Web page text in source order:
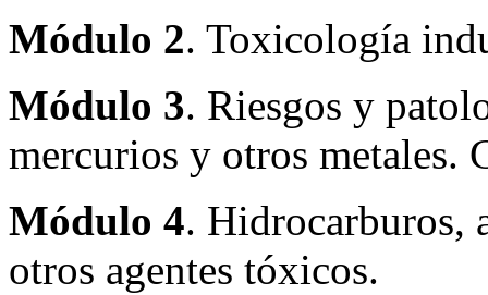
Módulo 2. Toxicología
Módulo 3. Riesgos y
mercurios y otros metales.
Módulo 4. Hidrocarburos,
otros agentes tóxicos.